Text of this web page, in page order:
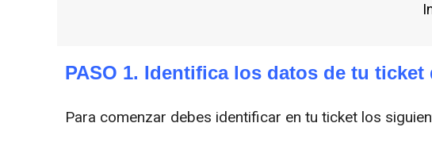
PASO 1. Identifica los datos de tu ticket
Para comenzar debes identificar en tu ticket los